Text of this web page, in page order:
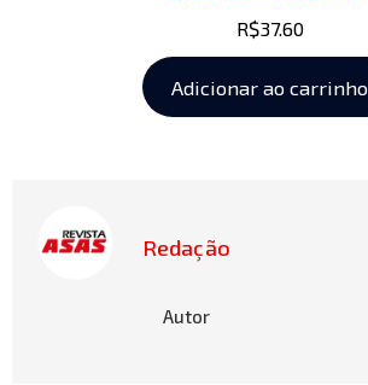
R$37.60
Adicionar ao carrinho
Redação
Autor